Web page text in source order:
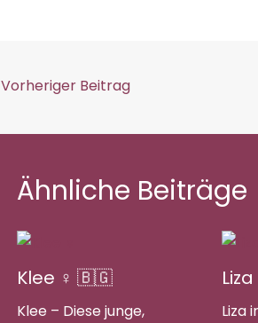
Vorheriger Beitrag
Ähnliche Beiträge
Klee ♀ 🇧🇬
Klee – Diese junge,
Liza